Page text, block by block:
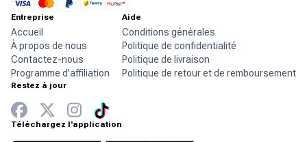
Entreprise
Accueil
À propos de nous
Contactez-nous
Programme d'affiliation
Aide
Conditions générales
Politique de confidentialité
Politique de livraison
Politique de retour et de remboursement
Restez à jour
Téléchargez l'application